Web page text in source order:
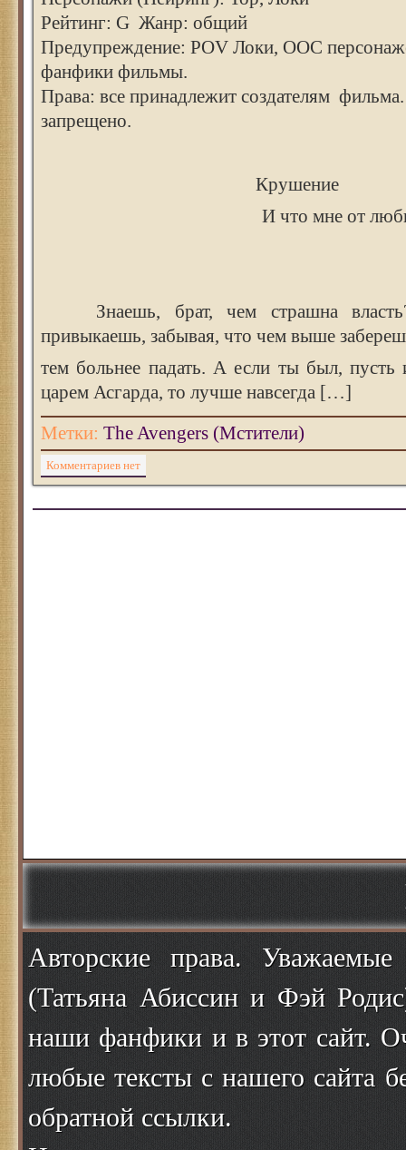
Рейтинг: G Жанр: общий
Предупреждение: POV Локи, ООС
фанфики фильмы.
Права: все принадлежит создателям
запрещено.
Крушение
И что мне от
Знаешь, брат, чем страшна
привыкаешь, забывая, что чем выше
тем больнее падать. А если ты был, пусть
царем Асгарда, то лучше навсегда […]
Метки: The Avengers (Мстители)
Комментариев нет
Авторские права.
(Татьяна Абиссин и Фэй
наши фанфики и в этот сайт.
любые тексты с нашего сайта
обратной ссылки.